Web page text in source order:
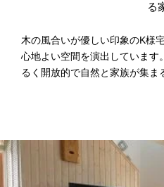
る
木の風合いが優しい印象のK様
心地よい空間を演出しています
るく開放的で自然と家族が集ま